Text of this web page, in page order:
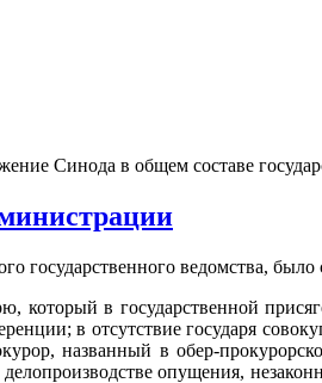
Синода в общем составе
государственного ведомства,
в государственной
в отсутствие государя
названный в обер-
опущения,